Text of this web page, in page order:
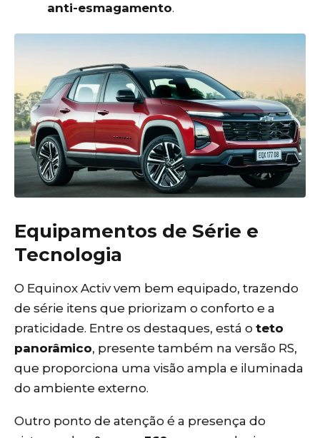
anti-esmagamento.
Equipamentos de Série e
Tecnologia
O Equinox Activ vem bem equipado, trazendo
de série itens que priorizam o conforto e a
praticidade. Entre os destaques, está o teto
panorâmico, presente também na versão RS,
que proporciona uma visão ampla e iluminada
do ambiente externo.
Outro ponto de atenção é a presença do